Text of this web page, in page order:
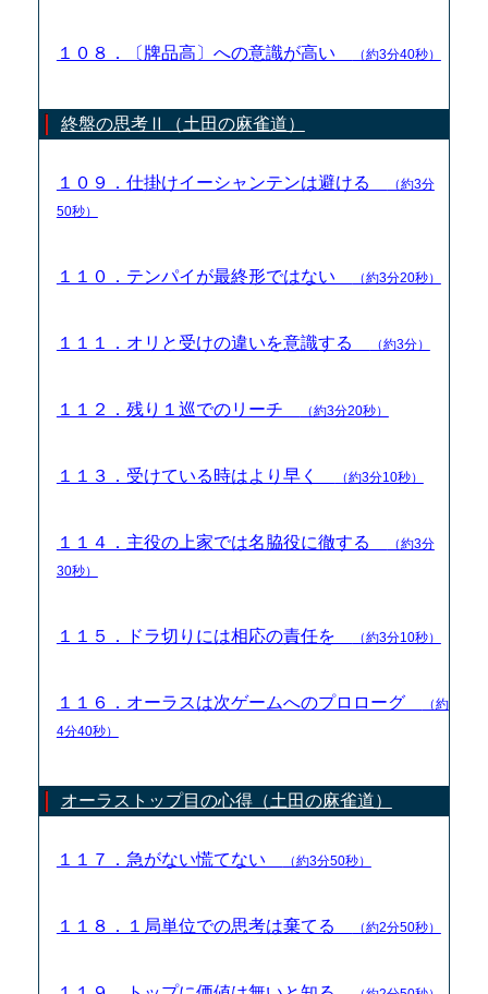
１０８．〔牌品高〕への意識が高い （約3分40秒）
終盤の思考Ⅱ（土田の麻雀道）
１０９．仕掛けイーシャンテンは避ける
（約3分
50秒）
１１０．テンパイが最終形ではない （約3分20秒）
１１１．オリと受けの違いを意識する （約3分）
１１２．残り１巡でのリーチ （約3分20秒）
１１３．受けている時はより早く （約3分10秒）
１１４．主役の上家では名脇役に徹する
（約3分
30秒）
１１５．ドラ切りには相応の責任を （約3分10秒）
１１６．オーラスは次ゲームへのプロローグ
（約
4分40秒）
オーラストップ目の心得（土田の麻雀道）
１１７．急がない慌てない （約3分50秒）
１１８．１局単位での思考は棄てる （約2分50秒）